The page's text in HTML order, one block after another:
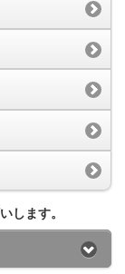
します。